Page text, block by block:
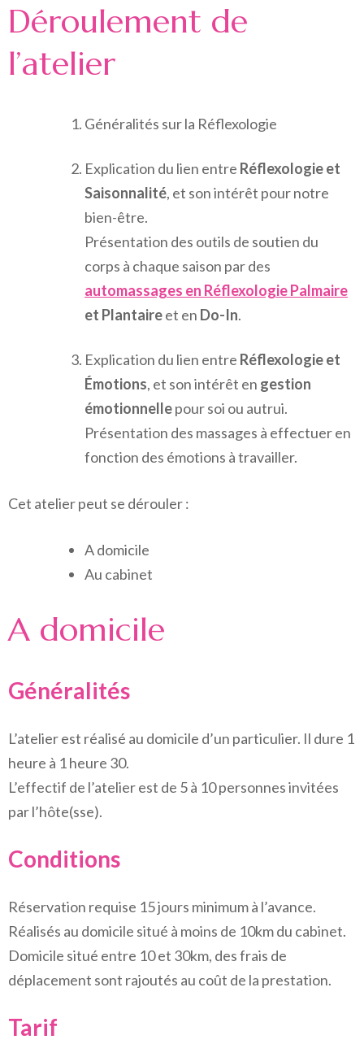
Déroulement de
l’atelier
Généralités sur la Réflexologie
Explication du lien entre Réflexologie et
Saisonnalité, et son intérêt pour notre
bien-être.
Présentation des outils de soutien du
corps à chaque saison par des
automassages en Réflexologie Palmaire
et Plantaireet en Do-In.
Explication du lien entre Réflexologie et
Émotions, et son intérêt en gestion
émotionnellepour soi ou autrui.
Présentation des massages à effectuer en
fonction des émotions à travailler.
Cet atelier peut se dérouler :
A domicile
Au cabinet
A domicile
Généralités
L’atelier est réalisé au domicile d’un particulier. Il dure 1
heure à 1 heure 30.
L’effectif de l’atelier est de 5 à 10 personnes invitées
par l’hôte(sse).
Conditions
Réservation requise 15 jours minimum à l’avance.
Réalisés au domicile situé à moins de 10km du cabinet.
Domicile situé entre 10 et 30km, des frais de
déplacement sont rajoutés au coût de la prestation.
Tarif